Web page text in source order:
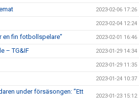
2023-02-06 17:26
2023-02-04 12:24
en fin fotbollspelare” 2023-02-01 16:46
– TG&IF 2023-01-29 14:34
2023-01-29 11:35
2023-01-24 10:37
under försäsongen: ”Ett
2023-01-23 15:12